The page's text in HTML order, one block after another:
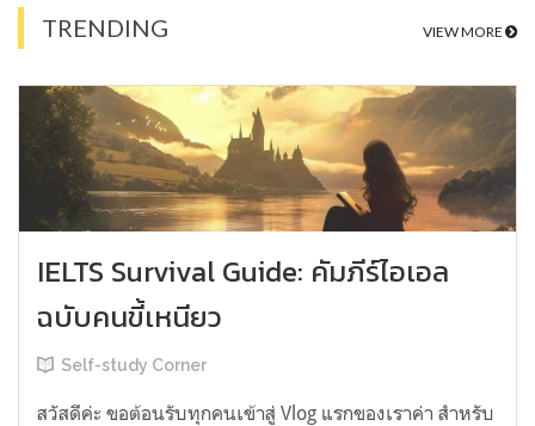
TRENDING VIEW MORE
IELTS Survival Guide: คัมภีร์ไอเอล
ฉบับคนขี้เหนียว
Self-study Corner
สวัสดีค่ะ ขอต้อนรับทุกคนเข้าสู่ Vlog แรกของเราค่า สำหรับ